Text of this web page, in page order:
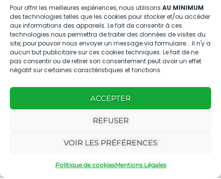
Pour offrir les meilleures expériences, nous utilisons AU MINIMUM
des technologies telles que les cookies pour stocker et/ou accéder
aux informations des appareils. Le fait de consentir à ces
technologies nous permettra de traiter des données de visites du
site, pour pouvoir nous envoyer un message via formulaire... Il n'y a
aucun but publicitaire sur ces cookies techniques. Le fait de ne
pas consentir ou de retirer son consentement peut avoir un effet
négatif sur certaines caractéristiques et fonctions.
ACCEPTER
REFUSER
VOIR LES PRÉFÉRENCES
Politique de cookiesMentions Légales
Kit média
Kit média Bleu Tomate
Nous suivre
Ce magazine est
|
légales
de